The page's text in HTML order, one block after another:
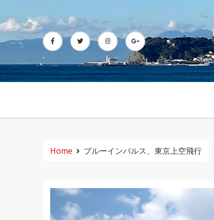
to
content
Home ブルーインパルス、東京上空飛行